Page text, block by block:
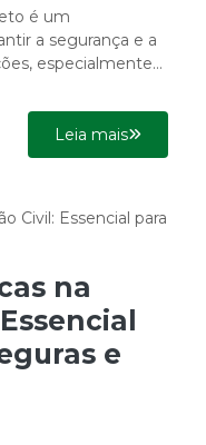
é um
a segurança e a
especialmente
Leia mais
na
e